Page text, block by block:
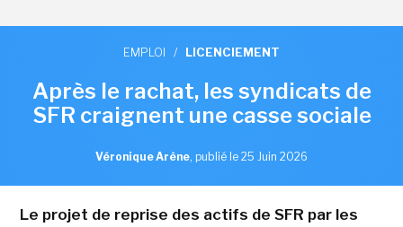
EMPLOI / LICENCIEMENT
Après le rachat, les syndicats de
SFR craignent une casse sociale
Véronique Arène, publié le 25 Juin 2026
Le projet de reprise des actifs de SFR par les